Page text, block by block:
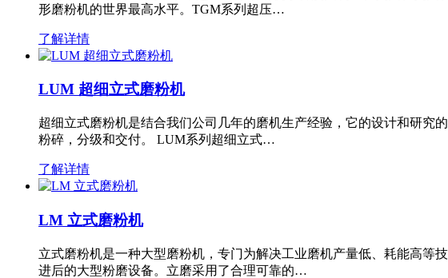
形磨粉机的世界最高水平。TGM系列超压…
了解详情
LUM 超细立式磨粉机
超细立式磨粉机是结合我们公司几年的磨机生产经验，它的设计和研究
粉碎，分级和交付。 LUM系列超细立式…
了解详情
LM 立式磨粉机
立式磨粉机是一种大型磨粉机，专门为解决工业磨机产量低、耗能高等
进后的大型粉磨设备。立磨采用了合理可靠的…